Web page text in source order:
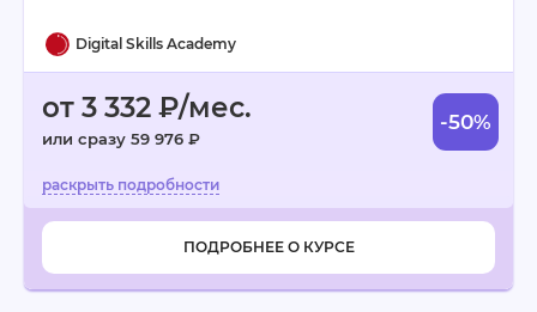
Digital Skills Academy
от 3 332 ₽/мес.
или сразу 59 976 ₽
-50%
ПОДРОБНЕЕ О КУРСЕ